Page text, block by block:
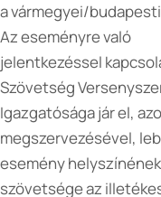
a vármegyei/
Az eseményre való
jelentkezéssel
Szövetség
Igazgatósága jár el,
megszervezésével,
esemény
szövetsége az